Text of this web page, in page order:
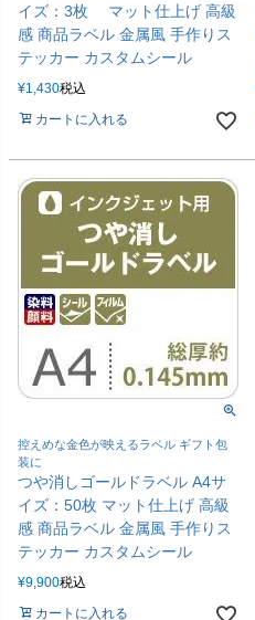
イズ：3枚 マット仕上げ 高級
感 商品ラベル 金属風 手作りス
テッカー カスタムシール
¥1,430税込
カートに入れる
控えめな金色が映えるラベル ギフト包
装に
つや消しゴールドラベル A4サ
イズ：50枚 マット仕上げ 高級
感 商品ラベル 金属風 手作りス
テッカー カスタムシール
¥9,900税込
カートに入れる